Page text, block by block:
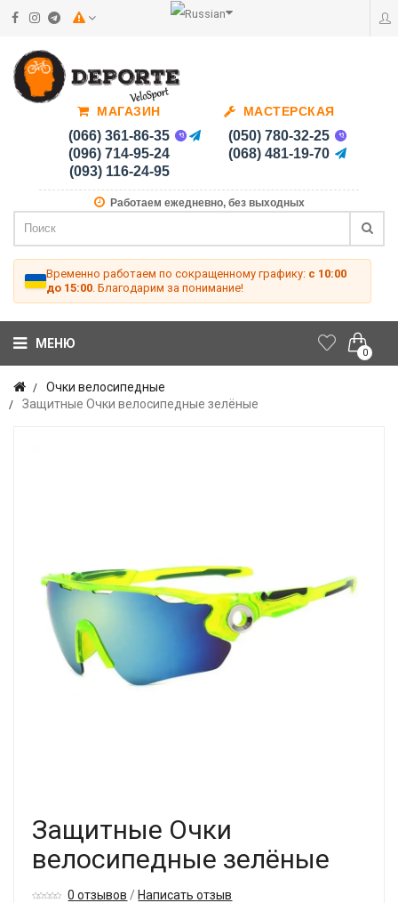
МАГАЗИН
(066) 361-86-35
(096) 714-95-24
(093) 116-24-95
МАСТЕРСКАЯ
(050) 780-32-25
(068) 481-19-70
Работаем ежедневно, без выходных
Временно работаем по сокращенному графику: с 10:00
до 15:00 . Благодарим за понимание!
0
МЕНЮ
Очки велосипедные
Защитные Очки велосипедные зелёные
Защитные Очки
велосипедные зелёные
0 отзывов /Написать отзыв